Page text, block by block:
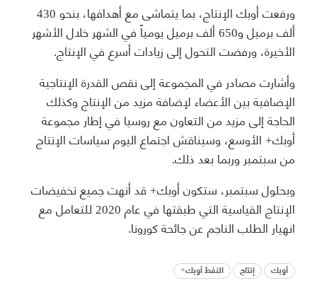
ورفعت أوبك الإنتاج، بما يتماشى مع أهدافها، بنحو 430
ألف برميل و650 ألف برميل يومياً في الشهر خلال الأشهر
الأخيرة، ورفضت التحول إلى زيادات أسرع في الإنتاج.
وأشارت مصادر في المجموعة إلى نقص القدرة الإنتاجية
الإضافية بين الأعضاء لإضافة مزيد من الإنتاج وكذلك
الحاجة إلى مزيد من التعاون مع روسيا في إطار مجموعة
أوبك+ الأوسع، وسيناقش اجتماع اليوم سياسات الإنتاج
من سبتمبر وربما بعد ذلك.
وبحلول سبتمبر، ستكون أوبك+ قد أنهت جميع تخفيضات
الإنتاج القياسية التي طبقتها في عام 2020 للتعامل مع
انهيار الطلب الناجم عن جائحة كورونا.
أوبك إنتاج النفط أوبك+